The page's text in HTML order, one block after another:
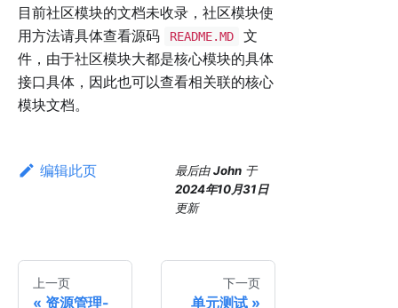
目前社区模块的文档未收录，社区模块使
用方法请具体查看源码
README.MD
文
件，由于社区模块大都是核心模块的具体
接口具体，因此也可以查看相关联的核心
模块文档。
编辑此页 最后由John 于
2024年10月31日
更新
上一页
资源管理-
下一页
单元测试